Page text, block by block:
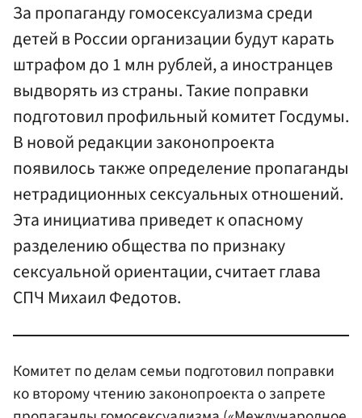
За пропаганду гомосексуализма среди
детей в России организации будут карать
штрафом до 1 млн рублей, а иностранцев
выдворять из страны. Такие поправки
подготовил профильный комитет Госдумы.
В новой редакции законопроекта
появилось также определение пропаганды
нетрадиционных сексуальных отношений.
Эта инициатива приведет к опасному
разделению общества по признаку
сексуальной ориентации, считает глава
СПЧ Михаил Федотов.
Комитет по делам семьи подготовил поправки
ко второму чтению законопроекта о запрете